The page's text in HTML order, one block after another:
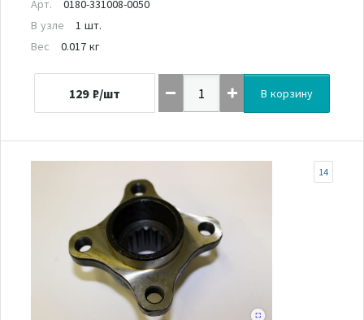
Арт.
0180-331008-0050
В узле
1 шт.
Вес
0.017 кг
129 ₽/шт В корзину
14